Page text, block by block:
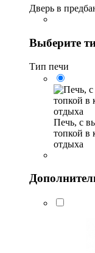
Дверь в
Выберите
Тип печи
Печь, с
топкой в
отдыха